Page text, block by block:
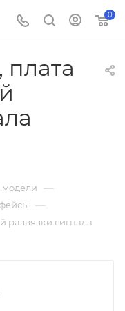
0
плата
модели —
—
развязки сигнала